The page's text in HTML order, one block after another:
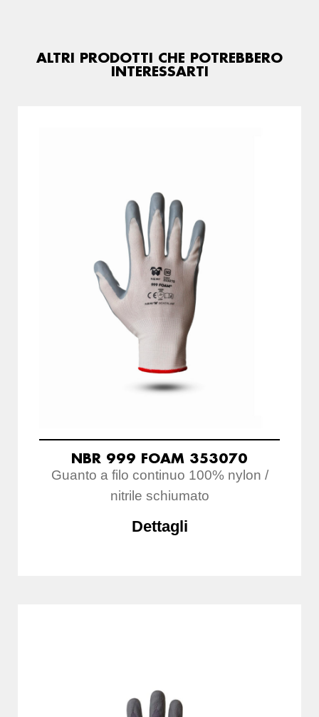
ALTRI PRODOTTI CHE POTREBBERO
INTERESSARTI
NBR 999 FOAM 353070
Guanto a filo continuo 100% nylon /
nitrile schiumato
Dettagli